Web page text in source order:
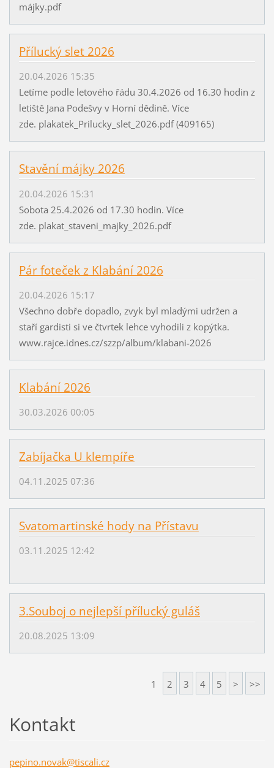
májky.pdf
Přílucký slet 2026
20.04.2026 15:35
Letíme podle letového řádu 30.4.2026 od 16.30 hodin z
letiště Jana Podešvy v Horní dědině. Více
zde. plakatek_Prilucky_slet_2026.pdf (409165)
Stavění májky 2026
20.04.2026 15:31
Sobota 25.4.2026 od 17.30 hodin. Více
zde. plakat_staveni_majky_2026.pdf
Pár foteček z Klabání 2026
20.04.2026 15:17
Všechno dobře dopadlo, zvyk byl mladými udržen a
staří gardisti si ve čtvrtek lehce vyhodili z kopýtka.
www.rajce.idnes.cz/szzp/album/klabani-2026
Klabání 2026
30.03.2026 00:05
Zabíjačka U klempíře
04.11.2025 07:36
Svatomartinské hody na Přístavu
03.11.2025 12:42
3.Souboj o nejlepší přílucký guláš
20.08.2025 13:09
1 2 3 4 5 > >>
Kontakt
pepino.novak@tiscali.cz